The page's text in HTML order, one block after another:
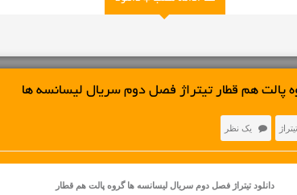
پالت هم قطار تیتراژ فصل دوم سریال لیسانسه ها
یک نظر
دانلود تیتراژ فصل دوم سریال لیسانسه ها گروه پالت هم قطار